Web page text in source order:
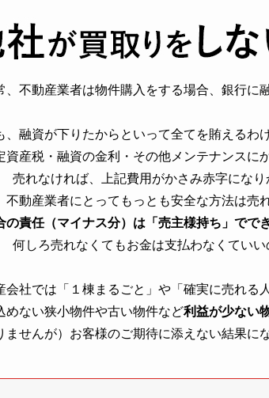
、不動産業者は物件購入をする場合、銀行に
、融資が下りたからといって全てを賄えるわ
資産税・融資の金利・その他メンテナンスに
売れなければ、上記費用がかさみ赤字になり
不動産業者にとってもっとも安全な方法は売
の責任（マイナス分）は「売主様持ち」でで
何しろ売れなくてもお金は支払わなくてい
社では「１棟まるごと」や「確実に売れる
めない狭小物件や古い物件など利益が少ない
ませんが）お客様のご期待に添えない結果に